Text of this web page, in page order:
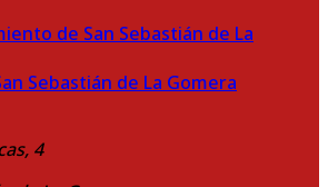
Sebastián de La Gomera
4